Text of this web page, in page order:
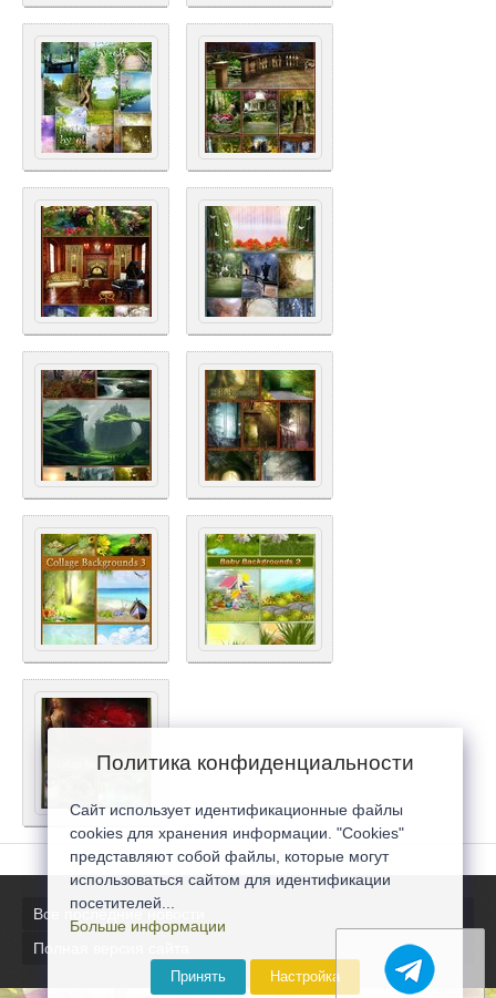
Все последние новости
Полная версия сайта
Политика конфиденциальности
Сайт использует идентификационные файлы
cookies для хранения информации. "Cookies"
представляют собой файлы, которые могут
использоваться сайтом для идентификации
посетителей...
Больше информации
Принять Настройка